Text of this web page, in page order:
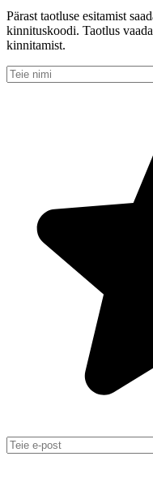
Pärast taotluse esitamist
kinnituskoodi. Taotlus
kinnitamist.